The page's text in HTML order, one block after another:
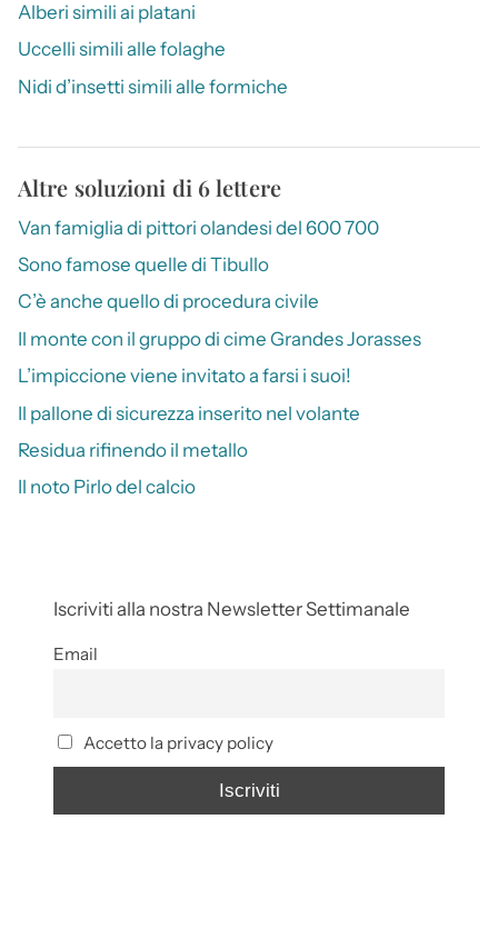
Alberi simili ai platani
Uccelli simili alle folaghe
Nidi d’insetti simili alle formiche
Altre soluzioni di 6 lettere
Van famiglia di pittori olandesi del 600 700
Sono famose quelle di Tibullo
C’è anche quello di procedura civile
Il monte con il gruppo di cime Grandes Jorasses
L’impiccione viene invitato a farsi i suoi!
Il pallone di sicurezza inserito nel volante
Residua rifinendo il metallo
Il noto Pirlo del calcio
Iscriviti alla nostra Newsletter Settimanale
Email
Accetto la privacy policy